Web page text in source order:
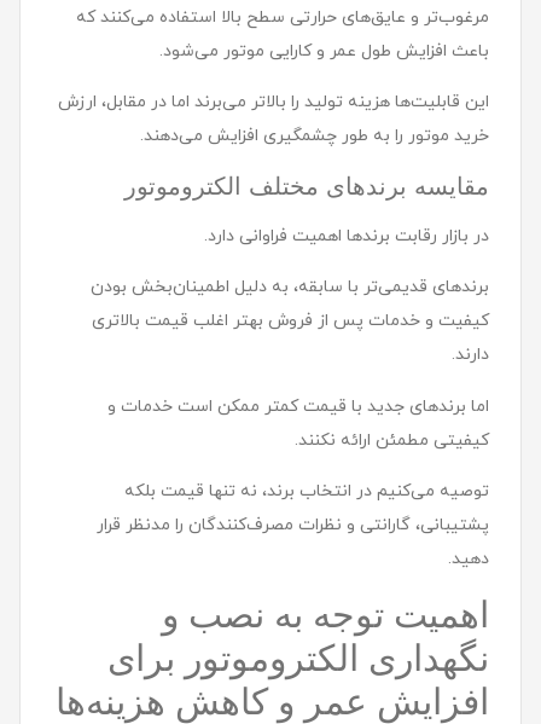
مرغوب‌تر و عایق‌های حرارتی سطح بالا استفاده می‌کنند که
باعث افزایش طول عمر و کارایی موتور می‌شود.
این قابلیت‌ها هزینه تولید را بالاتر می‌برند اما در مقابل، ارزش
خرید موتور را به طور چشمگیری افزایش می‌دهند.
مقایسه برندهای مختلف الکتروموتور
در بازار رقابت برندها اهمیت فراوانی دارد.
برندهای قدیمی‌تر با سابقه، به دلیل اطمینان‌بخش بودن
کیفیت و خدمات پس از فروش بهتر اغلب قیمت بالاتری
دارند.
اما برندهای جدید با قیمت کمتر ممکن است خدمات و
کیفیتی مطمئن ارائه نکنند.
توصیه می‌کنیم در انتخاب برند، نه تنها قیمت بلکه
پشتیبانی، گارانتی و نظرات مصرف‌کنندگان را مدنظر قرار
دهید.
اهمیت توجه به نصب و
نگهداری الکتروموتور برای
افزایش عمر و کاهش هزینه‌ها